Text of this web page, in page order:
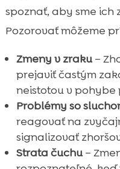
spoznať, aby sme
Pozorovať môžeme
Zmeny v zraku–
prejaviť častým
neistotou v pohybe
Problémy so
reagovať na
signalizovať
Strata čuchu–